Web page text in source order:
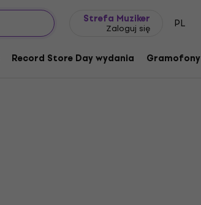
Strefa Muziker
Zaloguj się PL
Record Store Day wydania Gramofony